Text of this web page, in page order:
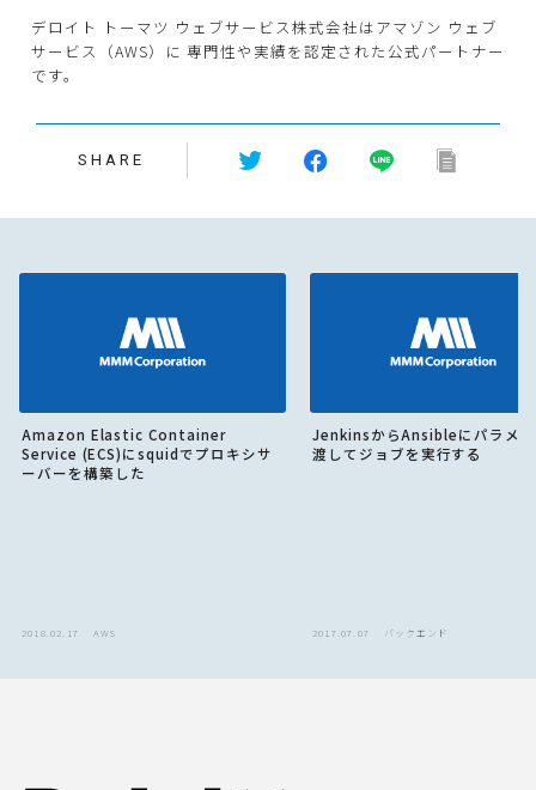
デロイト トーマツ ウェブサービス株式会社はアマゾン ウェブ
サービス（AWS）に 専門性や実績を認定された公式パートナー
です。
SHARE
Amazon Elastic Container
Service (ECS)にsquidでプロキシサ
ーバーを構築した
2018.02.17 AWS
JenkinsからAnsibleにパラメ
渡してジョブを実行する
2017.07.07 バックエンド